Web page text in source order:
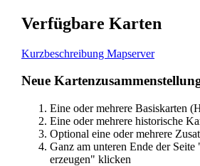
Verfügbare Karten
Kurzbeschreibung Mapserver
Neue
Eine oder mehrere Basiskarten
Eine oder mehrere historische
Optional eine oder mehrere
Ganz am unteren Ende der
erzeugen" klicken